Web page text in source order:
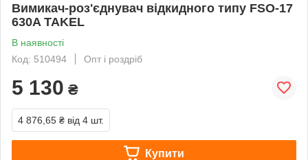
Вимикач-роз'єднувач відкидного типу FSO-17
630A TAKEL
В наявності
Код: 510494
Опт і роздріб
5 130 ₴
4 876,65 ₴ від 4 шт.
Купити